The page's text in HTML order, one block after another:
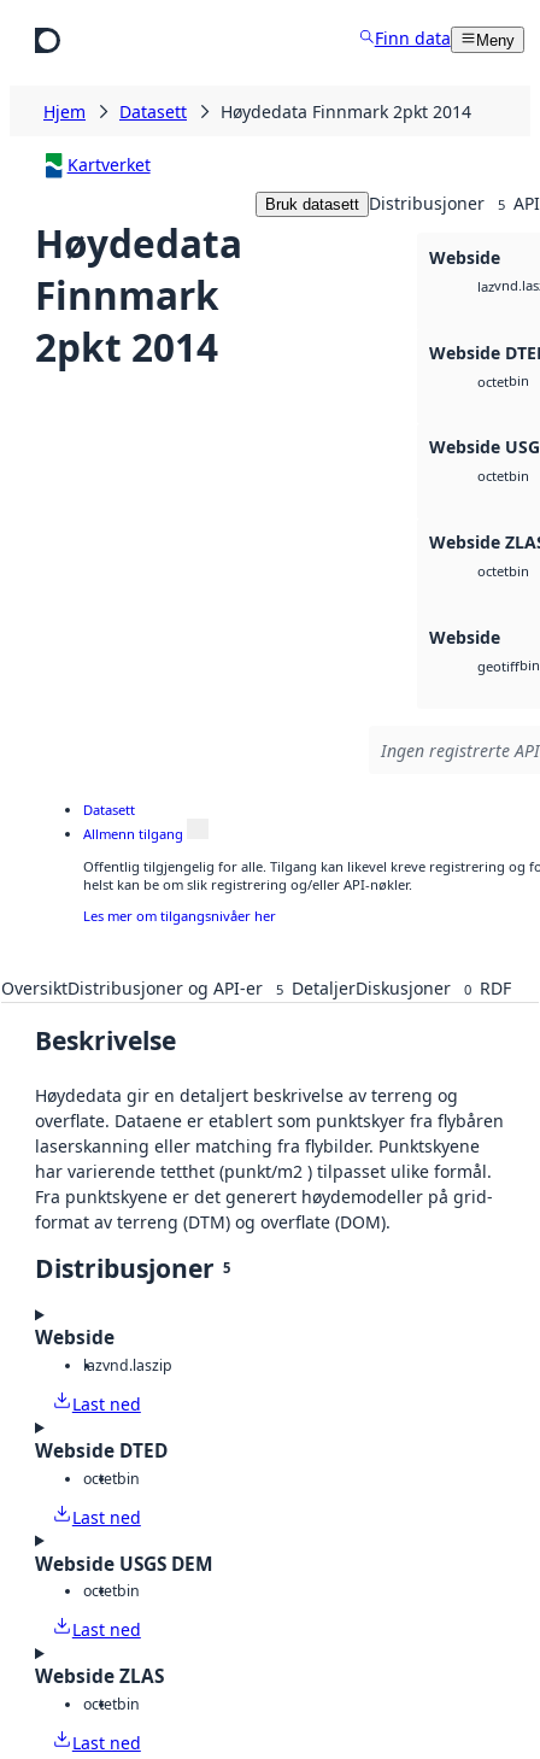
Finn data Meny
Hjem Datasett Høydedata Finnmark 2pkt 2014
Kartverket
Høydedata
Finnmark
2pkt 2014
Bruk datasett Distribusjoner 5
Webside
laz
Webside
octetbin
Webside
octetbin
Webside
octetbin
Webside
geotiffbin
Ingen registrerte
Datasett
Allmenn tilgang
Offentlig tilgjengelig for alle. Tilgang kan likevel kreve registrering og
helst kan be om slik registrering og/eller API-nøkler.
Les mer om tilgangsnivåer her
OversiktDistribusjoner og API-er 5 DetaljerDiskusjoner 0 RDF
Beskrivelse
Høydedata gir en detaljert beskrivelse av terreng og
overflate. Dataene er etablert som punktskyer fra flybåren
laserskanning eller matching fra flybilder. Punktskyene
har varierende tetthet (punkt/m2 ) tilpasset ulike formål.
Fra punktskyene er det generert høydemodeller på grid-
format av terreng (DTM) og overflate (DOM).
Distribusjoner 5
Webside
lazvnd.laszip
Last ned
Webside DTED
octetbin
Last ned
Webside USGS DEM
octetbin
Last ned
Webside ZLAS
octetbin
Last ned